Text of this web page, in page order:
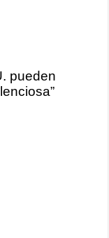
pueden